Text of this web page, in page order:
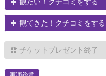
観てきた！クチコミをする
チケットプレゼント終了